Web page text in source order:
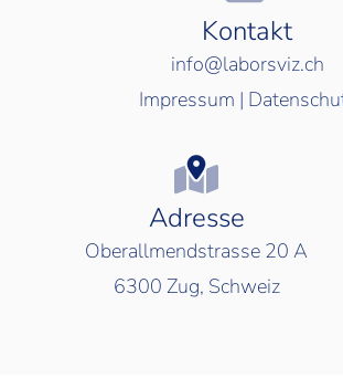
Kontakt
info@laborsviz.ch
Impressum |
Adresse
Oberallmendstrasse 20 A
6300 Zug, Schweiz